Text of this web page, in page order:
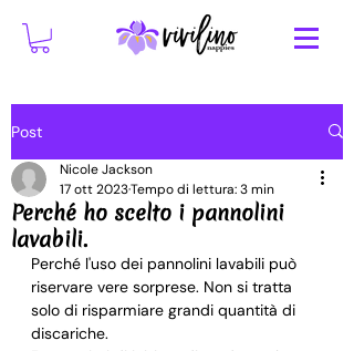
Post
Perché ho scelto i pannolini
lavabili.
Nicole Jackson
17 ott 2023Tempo di lettura: 3 min
Perché l'uso dei pannolini lavabili può
riservare vere sorprese. Non si tratta
solo di risparmiare grandi quantità di
discariche.